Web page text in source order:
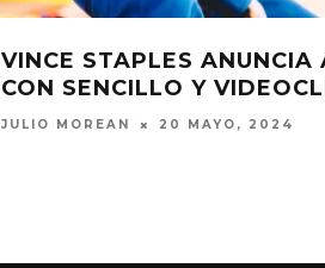
VINCE STAPLES ANUNCIA
CON SENCILLO Y
JULIO MOREAN 20 MAYO, 2024
KISS OF